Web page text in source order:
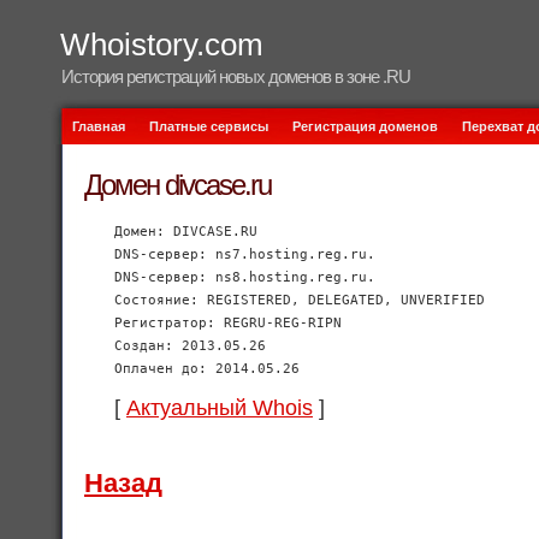
Whoistory.com
История регистраций новых доменов в зоне .RU
Главная Платные сервисы Регистрация доменов Перехват
Домен divcase.ru
Домен: DIVCASE.RU
DNS-сервер: ns7.hosting.reg.ru.
DNS-сервер: ns8.hosting.reg.ru.
Состояние: REGISTERED, DELEGATED, UNVERIFIED
Регистратор: REGRU-REG-RIPN
Создан: 2013.05.26
Оплачен до: 2014.05.26
[ Актуальный Whois ]
Назад